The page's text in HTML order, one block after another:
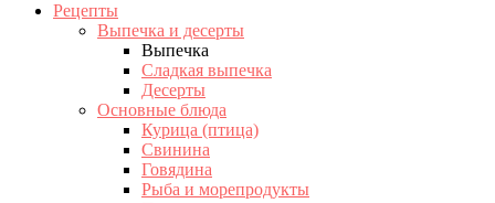
Рецепты
Выпечка и десерты
Выпечка
Сладкая выпечка
Десерты
Основные блюда
Курица (птица)
Свинина
Говядина
Рыба и морепродукты